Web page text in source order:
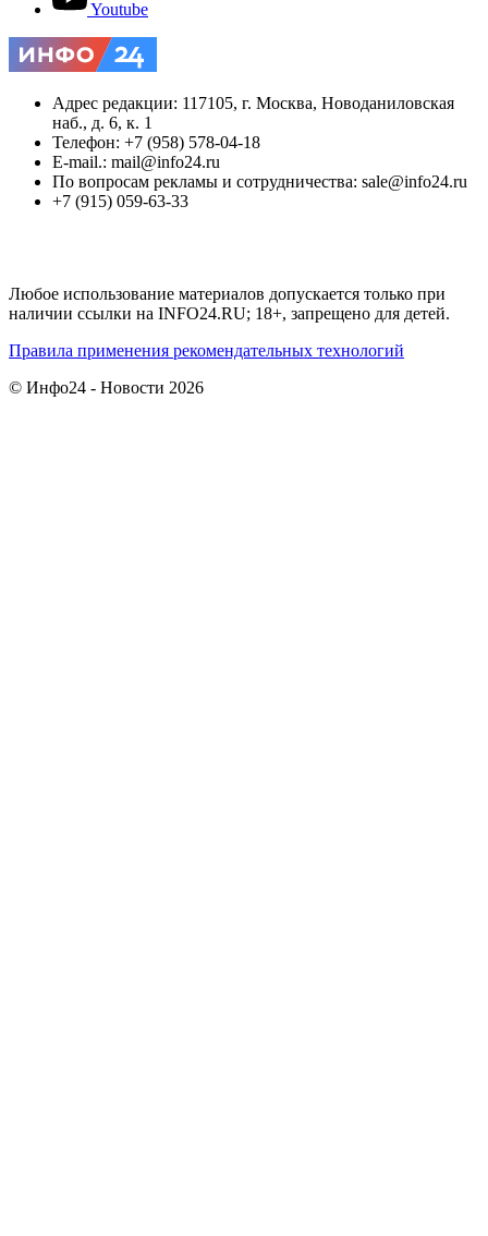
Youtube
Адрес редакции: 117105, г. Москва, Новоданиловская
наб., д. 6, к. 1
Телефон: +7 (958) 578-04-18
E-mail.: mail@info24.ru
По вопросам рекламы и сотрудничества: sale@info24.ru
+7 (915) 059-63-33
Любое использование материалов допускается только при
наличии ссылки на INFO24.RU; 18+, запрещено для детей.
Правила применения рекомендательных технологий
© Инфо24 - Новости 2026